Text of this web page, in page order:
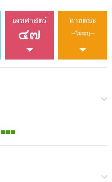
เลขศาสตร์
๔๗
อายตนะ
--ไม่ระบุ--